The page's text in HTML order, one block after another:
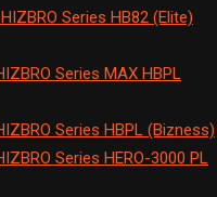
Series HB82 (Elite)
Series MAX HBPL
Series HBPL (Bizness)
Series HERO-3000 PL